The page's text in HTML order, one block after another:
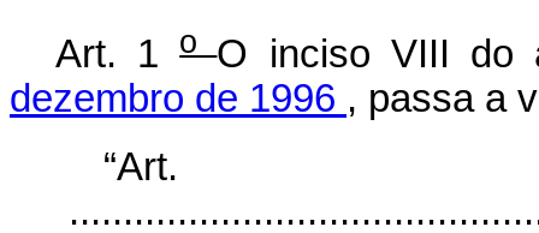
Art. 1o O inciso VIII
dezembro de 1996 , passa a